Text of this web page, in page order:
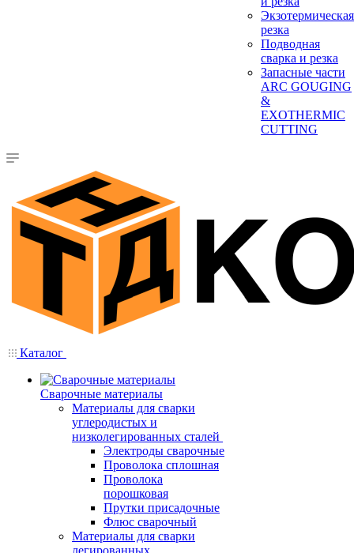
Экзотермическая
резка
Подводная
сварка и резка
Запасные части
ARC GOUGING
&
EXOTHERMIC
CUTTING
Каталог
Сварочные материалы
Материалы для сварки
углеродистых и
низколегированных сталей
Электроды сварочные
Проволока сплошная
Проволока
порошковая
Прутки присадочные
Флюс сварочный
Материалы для сварки
легированных